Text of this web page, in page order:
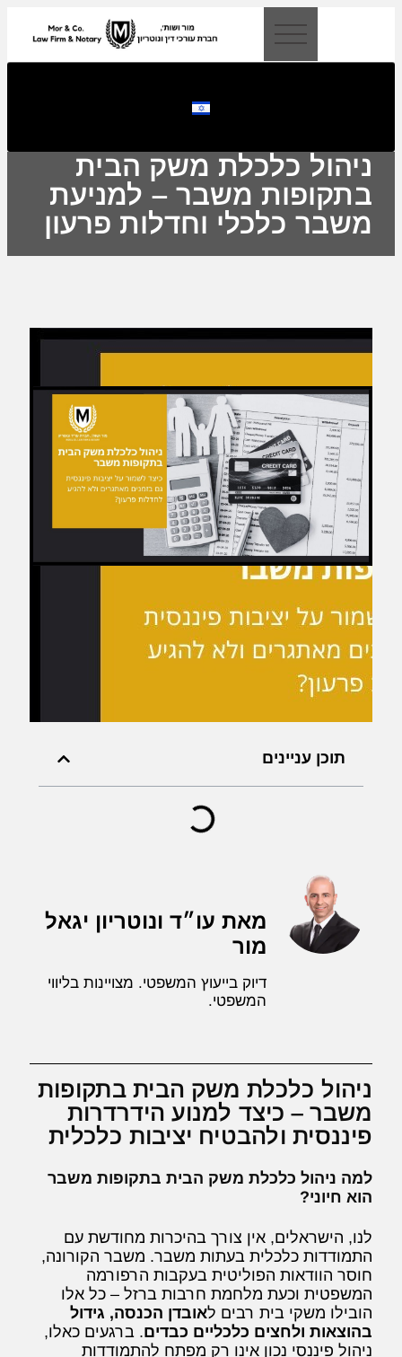
ניהול כלכלת משק הבית
בתקופות משבר – למניעת
משבר כלכלי וחדלות פרעון
תוכן עניינים
מאת עו״ד ונוטריון יגאל
מור
דיוק בייעוץ המשפטי. מצויינות בליווי
המשפטי.
ניהול כלכלת משק הבית בתקופות
משבר – כיצד למנוע הידרדרות
פיננסית ולהבטיח יציבות כלכלית
למה ניהול כלכלת משק הבית בתקופות משבר
הוא חיוני?
לנו, הישראלים, אין צורך בהיכרות מחודשת עם
התמודדות כלכלית בעתות משבר. משבר הקורונה,
חוסר הוודאות הפוליטית בעקבות הרפורמה
המשפטית וכעת מלחמת חרבות ברזל – כל אלו
הובילו משקי בית רבים לאובדן הכנסה, גידול
בהוצאות ולחצים כלכליים כבדים. ברגעים כאלו,
ניהול פיננסי נכון אינו רק מפתח להתמודדות